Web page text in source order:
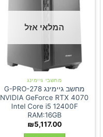
המלאי אזל
מחשבי גיימינג
מחשב גיימינג G-PRO-278
NVIDIA GeForce RTX 4070
Intel Core i5 12400F
RAM:16GB
₪5,117.00